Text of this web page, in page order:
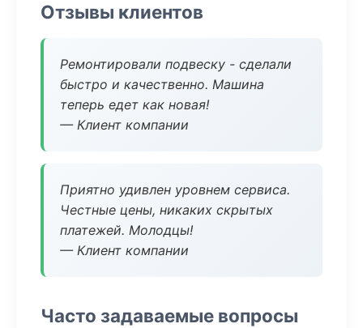
Отзывы клиентов
Ремонтировали подвеску - сделали
быстро и качественно. Машина
теперь едет как новая!
— Клиент компании
Приятно удивлен уровнем сервиса.
Честные цены, никаких скрытых
платежей. Молодцы!
— Клиент компании
Часто задаваемые вопросы